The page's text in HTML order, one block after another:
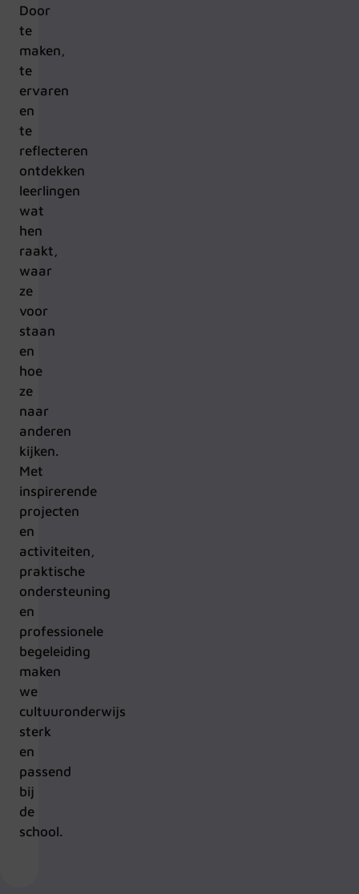
Door
te
maken,
te
ervaren
en
te
reflecteren
ontdekken
leerlingen
wat
hen
raakt,
waar
ze
voor
staan
en
hoe
ze
naar
anderen
kijken.
Met
inspirerende
projecten
en
activiteiten,
praktische
ondersteuning
en
professionele
begeleiding
maken
we
cultuuronderwijs
sterk
en
passend
bij
de
school.